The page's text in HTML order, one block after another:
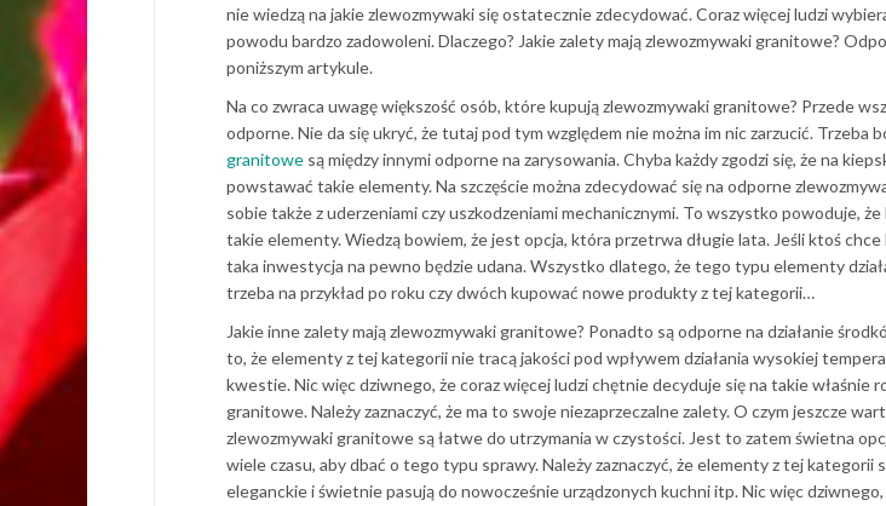
nie wiedzą na jakie zlewozmywaki się ostatecznie zdecydować. Coraz więcej ludzi
powodu bardzo zadowoleni. Dlaczego? Jakie zalety mają zlewozmywaki granitowe?
poniższym artykule.
Na co zwraca uwagę większość osób, które kupują zlewozmywaki granitowe? Przede
odporne. Nie da się ukryć, że tutaj pod tym względem nie można im nic zarzucić. Trzeba
granitowe są między innymi odporne na zarysowania. Chyba każdy zgodzi się, że na
powstawać takie elementy. Na szczęście można zdecydować się na odporne
sobie także z uderzeniami czy uszkodzeniami mechanicznymi. To wszystko powoduje,
takie elementy. Wiedzą bowiem, że jest opcja, która przetrwa długie lata. Jeśli ktoś
taka inwestycja na pewno będzie udana. Wszystko dlatego, że tego typu elementy
trzeba na przykład po roku czy dwóch kupować nowe produkty z tej kategorii…
Jakie inne zalety mają zlewozmywaki granitowe? Ponadto są odporne na działanie
to, że elementy z tej kategorii nie tracą jakości pod wpływem działania wysokiej
kwestie. Nic więc dziwnego, że coraz więcej ludzi chętnie decyduje się na takie właśnie
granitowe. Należy zaznaczyć, że ma to swoje niezaprzeczalne zalety. O czym jeszcze
zlewozmywaki granitowe są łatwe do utrzymania w czystości. Jest to zatem świetna
wiele czasu, aby dbać o tego typu sprawy. Należy zaznaczyć, że elementy z tej kategorii
eleganckie i świetnie pasują do nowocześnie urządzonych kuchni itp. Nic więc